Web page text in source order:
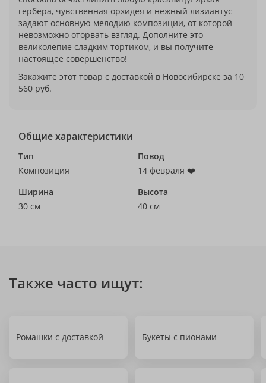
гербера, чувственная орхидея и нежный лизиантус
задают основную мелодию композиции, от которой
невозможно оторвать взгляд. Дополните это
великолепие сладким тортиком, и вы получите
настоящее совершенство!
Закажите этот товар с доставкой в Новосибирске за 10
560 руб.
Общие характеристики
Тип
Композиция
Повод
14 февраля ❤️
Ширина
30 см
Высота
40 см
Также часто ищут:
Ромашки с доставкой Букеты с пионами